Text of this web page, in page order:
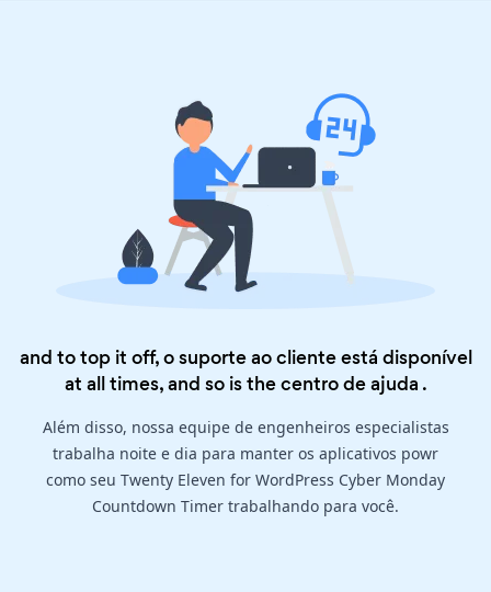
and to top it off, o suporte ao cliente está disponível
at all times, and so is thecentro de ajuda .
Além disso, nossa equipe de engenheiros especialistas
trabalha noite e dia para manter os aplicativos powr
como seu Twenty Eleven for WordPress Cyber Monday
Countdown Timer trabalhando para você.